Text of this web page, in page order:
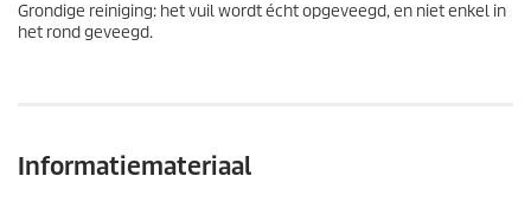
Grondige reiniging: het vuil wordt écht opgeveegd, en niet enkel in
het rond geveegd.
Informatiemateriaal